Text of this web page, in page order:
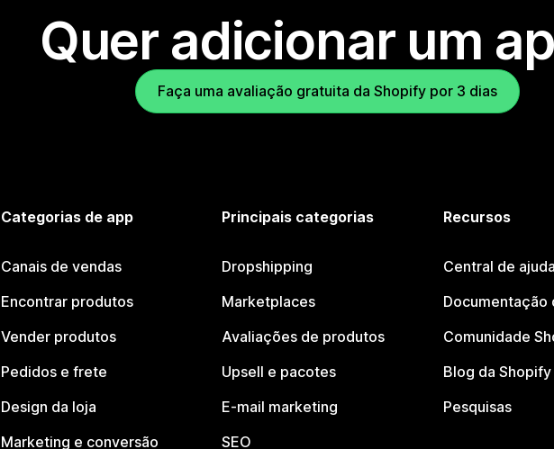
Quer adicionar um
Faça uma avaliação gratuita da Shopify por 3 dias
Categorias de app
Canais de vendas
Encontrar produtos
Vender produtos
Pedidos e frete
Design da loja
Marketing e conversão
Principais categorias
Dropshipping
Marketplaces
Avaliações de produtos
Upsell e pacotes
E-mail marketing
SEO
Recursos
Central de
Documentação
Comunidade
Blog da Shopify
Pesquisas